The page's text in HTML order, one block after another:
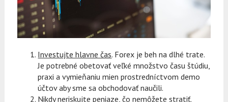
Investujte hlavne čas. Forex je beh na dlhé trate.
Je potrebné obetovať veľké množstvo času štúdiu,
praxi a vymieňaniu mien prostredníctvom demo
účtov aby sme sa obchodovať naučili.
Nikdy neriskujte peniaze, čo nemôžete stratiť.